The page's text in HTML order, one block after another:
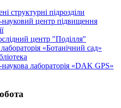
структурні підрозділи
центр підвищення
центр "Поділля"
«Ботанічний сад»
лабораторія «DAK GPS»